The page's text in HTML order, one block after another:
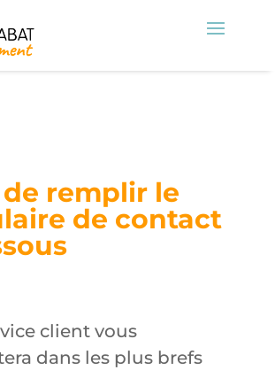
remplir le
de contact
client vous
dans les plus brefs